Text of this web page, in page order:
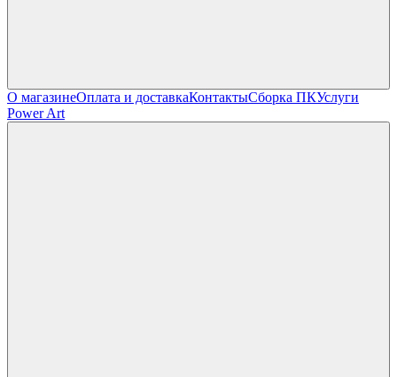
О магазинеОплата и доставкаКонтактыСборка ПКУслуги
Power Art